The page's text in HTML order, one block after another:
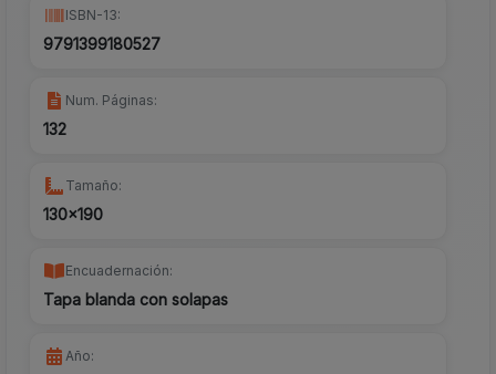
ISBN-13:
9791399180527
Num. Páginas:
132
Tamaño:
130x190
Encuadernación:
Tapa blanda con solapas
Año: